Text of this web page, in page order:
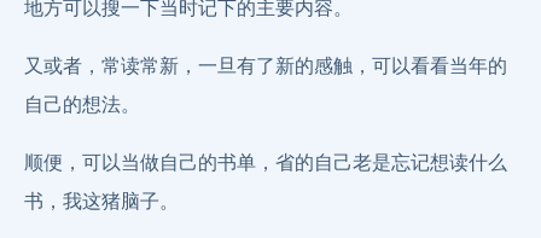
地方可以搜一下当时记下的主要内容。
又或者，常读常新，一旦有了新的感触，可以看看当年的
自己的想法。
顺便，可以当做自己的书单，省的自己老是忘记想读什么
书，我这猪脑子。